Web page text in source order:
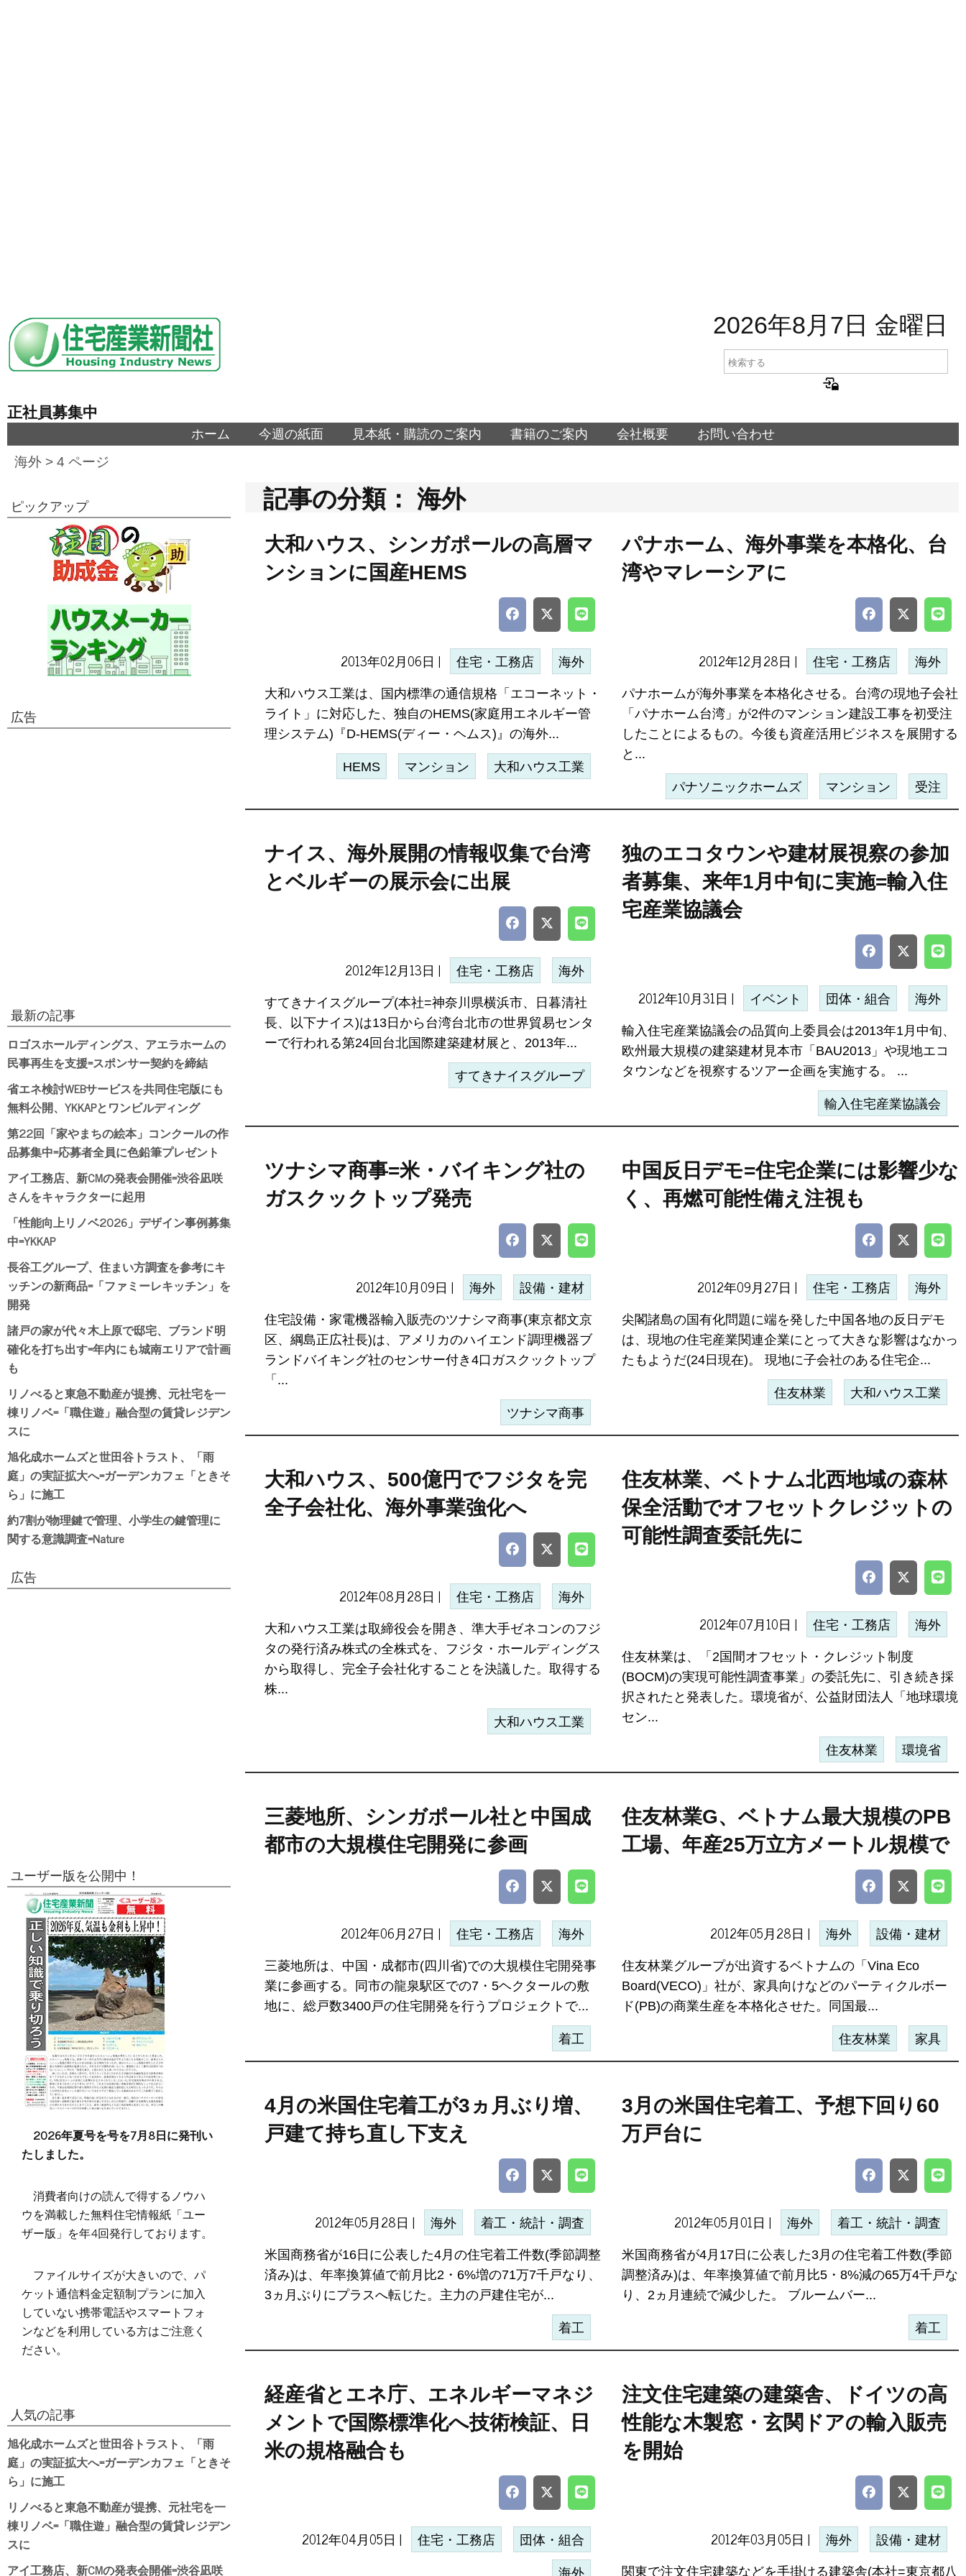
2026年8月7日 金曜日
正社員募集中
ホーム 今週の紙面 見本紙・購読のご案内 書籍のご案内 会社概要 お問い合わせ
海外 > 4 ページ
記事の分類： 海外
大和ハウス、シンガポールの高層マ
ンションに国産HEMS
2013年02月06日 | 住宅・工務店 海外
大和ハウス工業は、国内標準の通信規格「エコーネット・
ライト」に対応した、独自のHEMS(家庭用エネルギー管
理システム)『D-HEMS(ディー・ヘムス)』の海外...
HEMS マンション 大和ハウス工業
パナホーム、海外事業を本格化、台
湾やマレーシアに
2012年12月28日 | 住宅・工務店 海外
パナホームが海外事業を本格化させる。台湾の現地子会社
「パナホーム台湾」が2件のマンション建設工事を初受注
したことによるもの。今後も資産活用ビジネスを展開する
と...
パナソニックホームズ マンション 受注
ナイス、海外展開の情報収集で台湾
とベルギーの展示会に出展
2012年12月13日 | 住宅・工務店 海外
すてきナイスグループ(本社=神奈川県横浜市、日暮清社
長、以下ナイス)は13日から台湾台北市の世界貿易センタ
ーで行われる第24回台北国際建築建材展と、2013年...
すてきナイスグループ
独のエコタウンや建材展視察の参加
者募集、来年1月中旬に実施=輸入住
宅産業協議会
2012年10月31日 | イベント 団体・組合 海外
輸入住宅産業協議会の品質向上委員会は2013年1月中旬、
欧州最大規模の建築建材見本市「BAU2013」や現地エコ
タウンなどを視察するツアー企画を実施する。 ...
輸入住宅産業協議会
ツナシマ商事=米・バイキング社の
ガスクックトップ発売
2012年10月09日 | 海外 設備・建材
住宅設備・家電機器輸入販売のツナシマ商事(東京都文京
区、綱島正広社長)は、アメリカのハイエンド調理機器ブ
ランドバイキング社のセンサー付き4口ガスクックトップ
「...
ツナシマ商事
中国反日デモ=住宅企業には影響少な
く、再燃可能性備え注視も
2012年09月27日 | 住宅・工務店 海外
尖閣諸島の国有化問題に端を発した中国各地の反日デモ
は、現地の住宅産業関連企業にとって大きな影響はなかっ
たもようだ(24日現在)。 現地に子会社のある住宅企...
住友林業 大和ハウス工業
大和ハウス、500億円でフジタを完
全子会社化、海外事業強化へ
2012年08月28日 | 住宅・工務店 海外
大和ハウス工業は取締役会を開き、準大手ゼネコンのフジ
タの発行済み株式の全株式を、フジタ・ホールディングス
から取得し、完全子会社化することを決議した。取得する
株...
大和ハウス工業
住友林業、ベトナム北西地域の森林
保全活動でオフセットクレジットの
可能性調査委託先に
2012年07月10日 | 住宅・工務店 海外
住友林業は、「2国間オフセット・クレジット制度
(BOCM)の実現可能性調査事業」の委託先に、引き続き採
択されたと発表した。環境省が、公益財団法人「地球環境
セン...
住友林業 環境省
三菱地所、シンガポール社と中国成
都市の大規模住宅開発に参画
2012年06月27日 | 住宅・工務店 海外
三菱地所は、中国・成都市(四川省)での大規模住宅開発事
業に参画する。同市の龍泉駅区での7・5ヘクタールの敷
地に、総戸数3400戸の住宅開発を行うプロジェクトで...
着工
住友林業G、ベトナム最大規模のPB
工場、年産25万立方メートル規模で
2012年05月28日 | 海外 設備・建材
住友林業グループが出資するベトナムの「Vina Eco
Board(VECO)」社が、家具向けなどのパーティクルボー
ド(PB)の商業生産を本格化させた。同国最...
住友林業 家具
4月の米国住宅着工が3ヵ月ぶり増、
戸建て持ち直し下支え
2012年05月28日 | 海外 着工・統計・調査
米国商務省が16日に公表した4月の住宅着工件数(季節調整
済み)は、年率換算値で前月比2・6%増の71万7千戸なり、
3ヵ月ぶりにプラスへ転じた。主力の戸建住宅が...
着工
3月の米国住宅着工、予想下回り60
万戸台に
2012年05月01日 | 海外 着工・統計・調査
米国商務省が4月17日に公表した3月の住宅着工件数(季節
調整済み)は、年率換算値で前月比5・8%減の65万4千戸な
り、2ヵ月連続で減少した。 ブルームバー...
着工
経産省とエネ庁、エネルギーマネジ
メントで国際標準化へ技術検証、日
米の規格融合も
2012年04月05日 | 住宅・工務店 団体・組合
海外
注文住宅建築の建築舎、ドイツの高
性能な木製窓・玄関ドアの輸入販売
を開始
2012年03月05日 | 海外 設備・建材
関東で注文住宅建築などを手掛ける建築舎(本社=東京都八
ピックアップ
広告
最新の記事
ロゴスホールディングス、アエラホームの
民事再生を支援=スポンサー契約を締結
省エネ検討WEBサービスを共同住宅版にも
無料公開、YKKAPとワンビルディング
第22回「家やまちの絵本」コンクールの作
品募集中=応募者全員に色鉛筆プレゼント
アイ工務店、新CMの発表会開催=渋谷凪咲
さんをキャラクターに起用
「性能向上リノベ2026」デザイン事例募集
中=YKKAP
長谷工グループ、住まい方調査を参考にキ
ッチンの新商品=「ファミーレキッチン」を
開発
諸戸の家が代々木上原で邸宅、ブランド明
確化を打ち出す=年内にも城南エリアで計画
も
リノべると東急不動産が提携、元社宅を一
棟リノベ=「職住遊」融合型の賃貸レジデン
スに
旭化成ホームズと世田谷トラスト、「雨
庭」の実証拡大へ=ガーデンカフェ「ときそ
ら」に施工
約7割が物理鍵で管理、小学生の鍵管理に
関する意識調査=Nature
広告
ユーザー版を公開中！
2026年夏号を号を7月8日に発刊い
たしました。
消費者向けの読んで得するノウハ
ウを満載した無料住宅情報紙「ユー
ザー版」を年4回発行しております。
ファイルサイズが大きいので、パ
ケット通信料金定額制プランに加入
していない携帯電話やスマートフォ
ンなどを利用している方はご注意く
ださい。
人気の記事
旭化成ホームズと世田谷トラスト、「雨
庭」の実証拡大へ=ガーデンカフェ「ときそ
ら」に施工
リノべると東急不動産が提携、元社宅を一
棟リノベ=「職住遊」融合型の賃貸レジデン
スに
アイ工務店、新CMの発表会開催=渋谷凪咲